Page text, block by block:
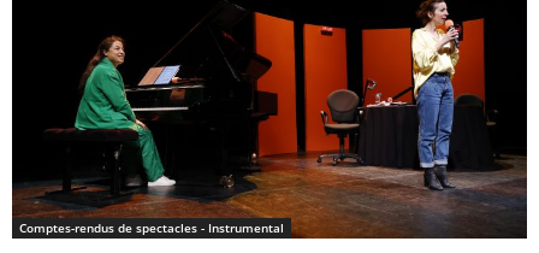
Comptes-rendus de spectacles - Instrumental